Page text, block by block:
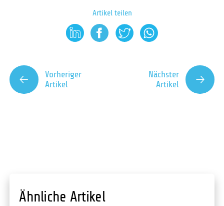
Vorheriger
Artikel
Artikel teilen
Nächster
Artikel
Ähnliche Artikel